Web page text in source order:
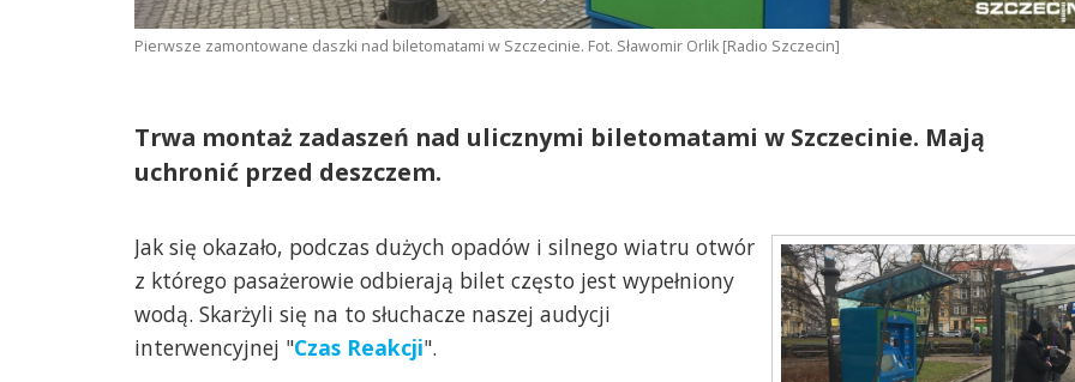
Pierwsze zamontowane daszki nad biletomatami w Szczecinie. Fot. Sławomir Orlik [Radio Szczecin]
Trwa montaż zadaszeń nad ulicznymi biletomatami w Szczecinie. Mają
uchronić przed deszczem.
Jak się okazało, podczas dużych opadów i silnego wiatru otwór
z którego pasażerowie odbierają bilet często jest wypełniony
wodą. Skarżyli się na to słuchacze naszej audycji
interwencyjnej "Czas Reakcji".